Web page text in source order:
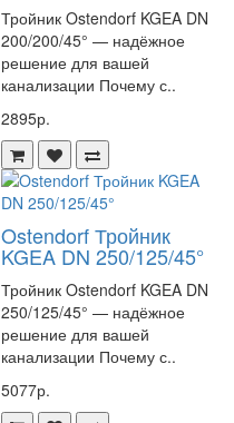
Тройник Ostendorf KGEA DN
200/200/45° — надёжное
решение для вашей
канализации Почему с..
2895р.
Ostendorf Тройник
KGEA DN 250/125/45°
Тройник Ostendorf KGEA DN
250/125/45° — надёжное
решение для вашей
канализации Почему с..
5077р.